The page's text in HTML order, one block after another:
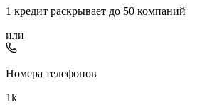
1 кредит раскрывает до 50 компаний
или
Номера телефонов
1k